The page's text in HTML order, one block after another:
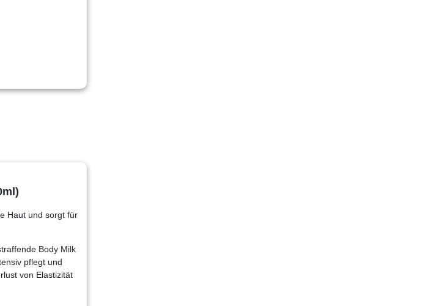
Haut und sorgt für
Body Milk
pflegt und
von Elastizität